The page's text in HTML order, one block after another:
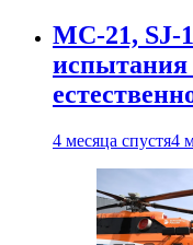
МС-21, SJ-
испытания
4 месяца спустя4